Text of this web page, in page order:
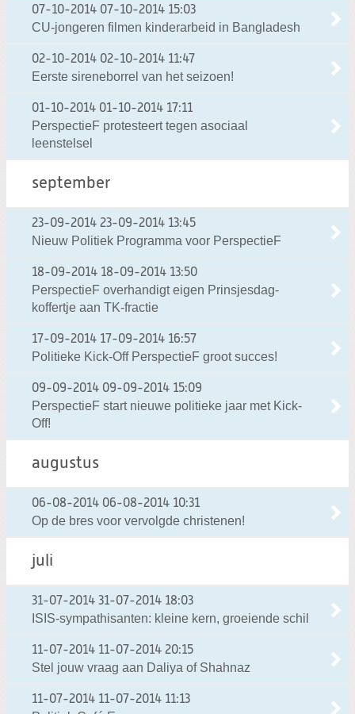
07-10-2014 07-10-2014 15:03
CU-jongeren filmen kinderarbeid in Bangladesh
02-10-2014 02-10-2014 11:47
Eerste sireneborrel van het seizoen!
01-10-2014 01-10-2014 17:11
PerspectieF protesteert tegen asociaal
leenstelsel
september
23-09-2014 23-09-2014 13:45
Nieuw Politiek Programma voor PerspectieF
18-09-2014 18-09-2014 13:50
PerspectieF overhandigt eigen Prinsjesdag-
koffertje aan TK-fractie
17-09-2014 17-09-2014 16:57
Politieke Kick-Off PerspectieF groot succes!
09-09-2014 09-09-2014 15:09
PerspectieF start nieuwe politieke jaar met Kick-
Off!
augustus
06-08-2014 06-08-2014 10:31
Op de bres voor vervolgde christenen!
juli
31-07-2014 31-07-2014 18:03
ISIS-sympathisanten: kleine kern, groeiende schil
11-07-2014 11-07-2014 20:15
Stel jouw vraag aan Daliya of Shahnaz
11-07-2014 11-07-2014 11:13